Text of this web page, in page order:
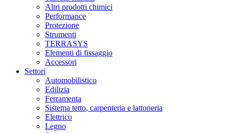
Altri prodotti chimici
Performance
Protezione
Strumenti
TERRASYS
Elementi di fissaggio
Accessori
Settori
Automobilistico
Edilizia
Ferramenta
Sistema tetto, carpenteria e lattoneria
Elettrico
Legno